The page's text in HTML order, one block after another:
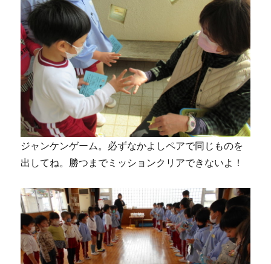
ジャンケンゲーム。必ずなかよしペアで同じものを
出してね。勝つまでミッションクリアできないよ！